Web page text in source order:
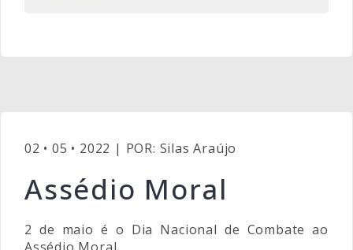
02 • 05 • 2022 | POR: Silas Araújo
Assédio Moral
2 de maio é o Dia Nacional de Combate ao